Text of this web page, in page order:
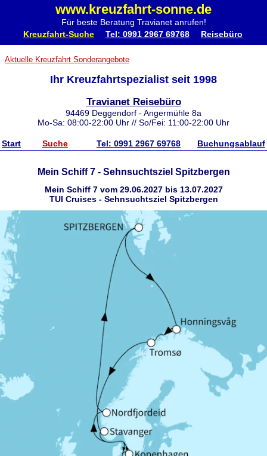
www.kreuzfahrt-sonne.de
Für beste Beratung Travianet anrufen!
Kreuzfahrt-Suche Tel: 0991 2967 69768 Reisebüro
Aktuelle Kreuzfahrt Sonderangebote
Ihr Kreuzfahrtspezialist seit 1998
Travianet Reisebüro
94469 Deggendorf - Angermühle 8a
Mo-Sa: 08:00-22:00 Uhr // So/Fei: 11:00-22:00 Uhr
Start Suche Tel: 0991 2967 69768 Buchungsablauf
Mein Schiff 7 - Sehnsuchtsziel Spitzbergen
Mein Schiff 7 vom 29.06.2027 bis 13.07.2027
TUI Cruises - Sehnsuchtsziel Spitzbergen